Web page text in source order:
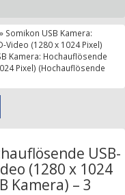
» Somikon USB Kamera:
Video (1280 x 1024 Pixel)
Kamera: Hochauflösende
Pixel) (Hochauflösende
USB-
(1280 x 1024
Kamera) – 3